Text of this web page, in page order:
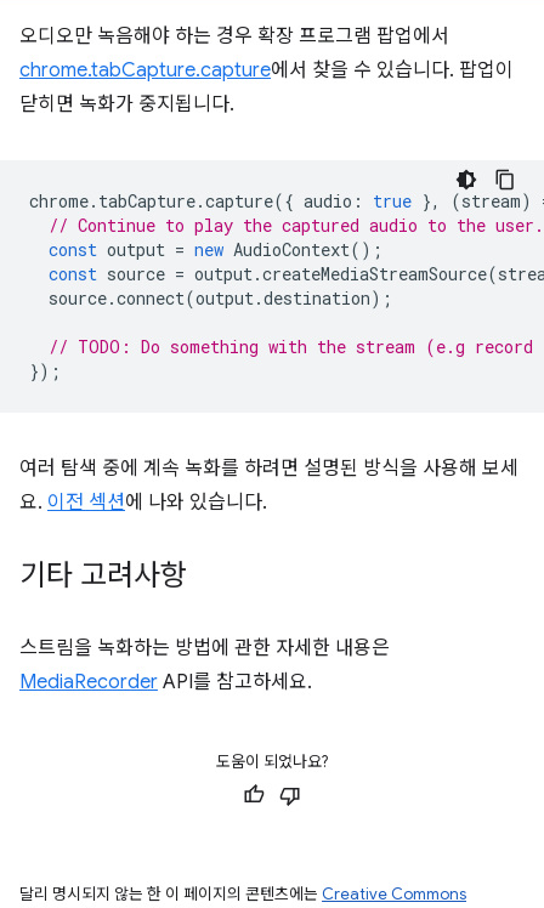
오디오만 녹음해야 하는 경우 확장 프로그램 팝업에서
chrome.tabCapture.capture에서 찾을 수 있습니다. 팝업이
닫히면 녹화가 중지됩니다.
chrome. tabCapture.capture({ audio : true }, (stream)
// Continue to play the captured audio to the user.
const output = new AudioContext();
const source = output .createMediaStreamSource(
source.connect(output .destination);
// TODO: Do something with the stream (e.g
});
여러 탐색 중에 계속 녹화를 하려면 설명된 방식을 사용해 보세
요. 이전 섹션에 나와 있습니다.
기타 고려사항
스트림을 녹화하는 방법에 관한 자세한 내용은
MediaRecorder API를 참고하세요.
도움이 되었나요?
달리 명시되지 않는 한 이 페이지의 콘텐츠에는 Creative Commons